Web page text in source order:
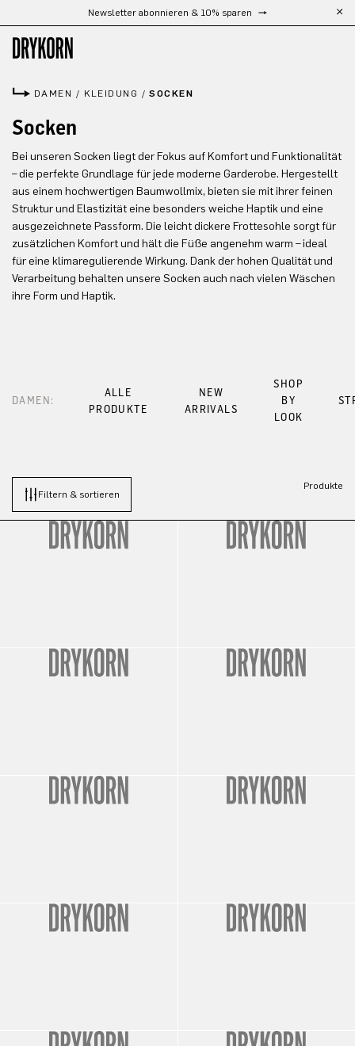
Zum Hauptinhalt springenNewsletter abonnieren & 10% sparen
DAMEN / KLEIDUNG /SOCKEN
Socken
Bei unseren Socken liegt der Fokus auf Komfort und Funktionalität
– die perfekte Grundlage für jede moderne Garderobe. Hergestellt
aus einem hochwertigen Baumwollmix, bieten sie mit ihrer feinen
Struktur und Elastizität eine besonders weiche Haptik und eine
ausgezeichnete Passform. Die leicht dickere Frottesohle sorgt für
zusätzlichen Komfort und hält die Füße angenehm warm – ideal
für eine klimaregulierende Wirkung. Dank der hohen Qualität und
Verarbeitung behalten unsere Socken auch nach vielen Wäschen
ihre Form und Haptik.
DAMEN:
ALLE
PRODUKTE
NEW
ARRIVALS
SHOP
BY
LOOK
Filtern & sortieren
Produkte